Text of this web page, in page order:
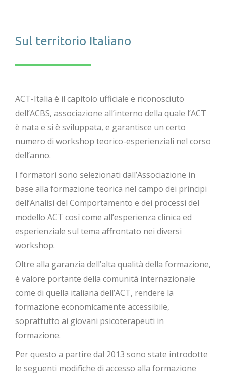
Sul territorio Italiano
ACT-Italia è il capitolo ufficiale e riconosciuto
dell’ACBS, associazione all’interno della quale l’ACT
è nata e si è sviluppata, e garantisce un certo
numero di workshop teorico-esperienziali nel corso
dell’anno.
I formatori sono selezionati dall’Associazione in
base alla formazione teorica nel campo dei principi
dell’Analisi del Comportamento e dei processi del
modello ACT così come all’esperienza clinica ed
esperienziale sul tema affrontato nei diversi
workshop.
Oltre alla garanzia dell’alta qualità della formazione,
è valore portante della comunità internazionale
come di quella italiana dell’ACT, rendere la
formazione economicamente accessibile,
soprattutto ai giovani psicoterapeuti in
formazione.
Per questo a partire dal 2013 sono state introdotte
le seguenti modifiche di accesso alla formazione